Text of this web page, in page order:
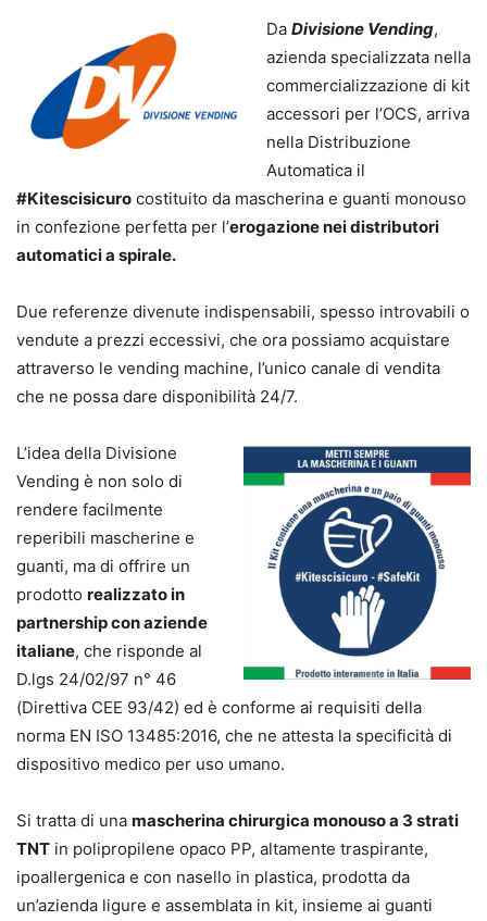
Da Divisione Vending,
azienda specializzata nella
commercializzazione di kit
accessori per l’OCS, arriva
nella Distribuzione
Automatica il
#Kitescisicuro costituito da mascherina e guanti monouso
in confezione perfetta per l’erogazione nei distributori
automatici a spirale.
Due referenze divenute indispensabili, spesso introvabili o
vendute a prezzi eccessivi, che ora possiamo acquistare
attraverso le vending machine, l’unico canale di vendita
che ne possa dare disponibilità 24/7.
L’idea della Divisione
Vending è non solo di
rendere facilmente
reperibili mascherine e
guanti, ma di offrire un
prodotto realizzato in
partnership con aziende
italiane, che risponde al
D.lgs 24/02/97 n° 46
(Direttiva CEE 93/42) ed è conforme ai requisiti della
norma EN ISO 13485:2016, che ne attesta la specificità di
dispositivo medico per uso umano.
Si tratta di una mascherina chirurgica monouso a 3 strati
TNT in polipropilene opaco PP, altamente traspirante,
ipoallergenica e con nasello in plastica, prodotta da
un’azienda ligure e assemblata in kit, insieme ai guanti